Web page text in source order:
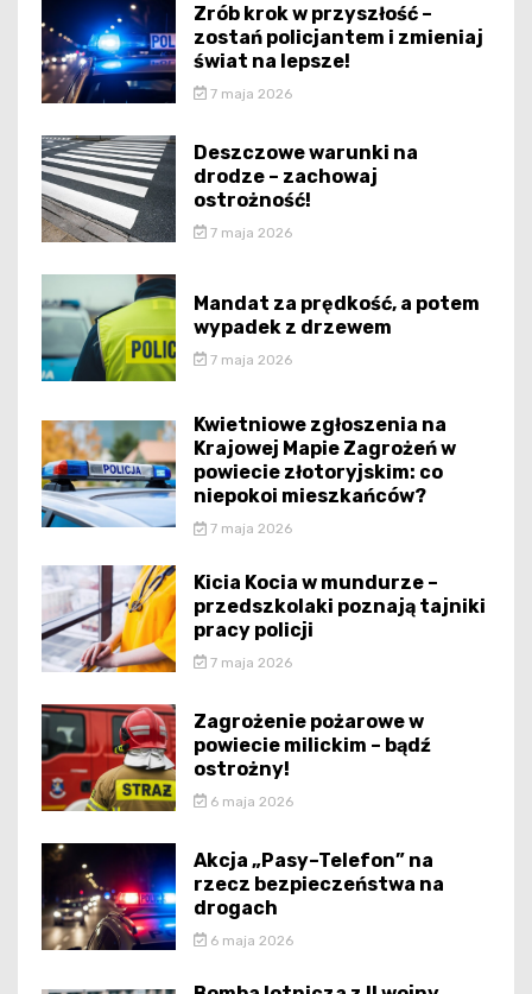
Zrób krok w przyszłość –
zostań policjantem i zmieniaj
świat na lepsze!
7 maja 2026
Deszczowe warunki na
drodze – zachowaj
ostrożność!
7 maja 2026
Mandat za prędkość, a potem
wypadek z drzewem
7 maja 2026
Kwietniowe zgłoszenia na
Krajowej Mapie Zagrożeń w
powiecie złotoryjskim: co
niepokoi mieszkańców?
7 maja 2026
Kicia Kocia w mundurze –
przedszkolaki poznają tajniki
pracy policji
7 maja 2026
Zagrożenie pożarowe w
powiecie milickim – bądź
ostrożny!
6 maja 2026
Akcja „Pasy–Telefon” na
rzecz bezpieczeństwa na
drogach
6 maja 2026